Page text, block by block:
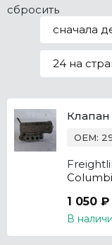
сбросить
сначала
24 на
OEM:
1 050 ₽
В